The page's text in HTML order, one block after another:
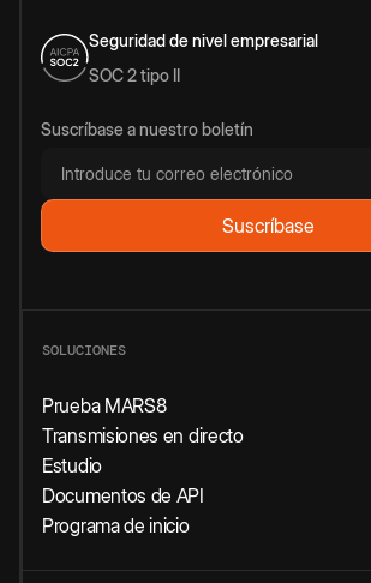
Seguridad de nivel empresarial
SOC 2 tipo II
Suscríbase a nuestro boletín
SOLUCIONES
Prueba MARS8
Transmisiones en directo
Estudio
Documentos de API
Programa de inicio